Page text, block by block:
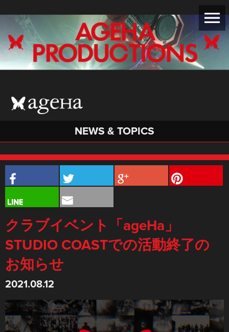
NEWS & TOPICS
クラブイベント「ageHa」
STUDIO COASTでの活動終了の
お知らせ
2021.08.12